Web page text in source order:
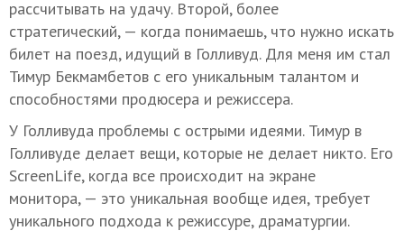
рассчитывать на удачу. Второй, более
стратегический, — когда понимаешь, что нужно искать
билет на поезд, идущий в Голливуд. Для меня им стал
Тимур Бекмамбетов с его уникальным талантом и
способностями продюсера и режиссера.
У Голливуда проблемы с острыми идеями. Тимур в
Голливуде делает вещи, которые не делает никто. Его
ScreenLife, когда все происходит на экране
монитора, — это уникальная вообще идея, требует
уникального подхода к режиссуре, драматургии.